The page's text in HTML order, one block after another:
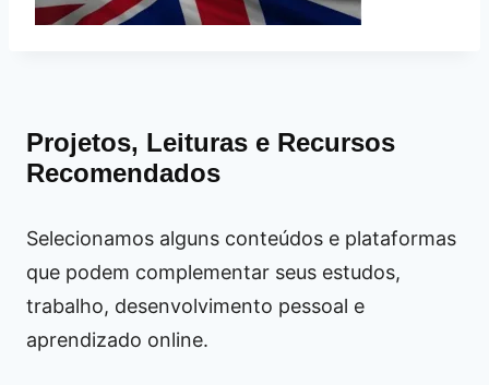
Projetos, Leituras e Recursos
Recomendados
Selecionamos alguns conteúdos e plataformas
que podem complementar seus estudos,
trabalho, desenvolvimento pessoal e
aprendizado online.